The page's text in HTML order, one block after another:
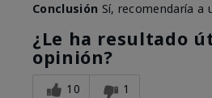
Conclusión Sí, recomendaría a
¿Le ha resultado
opinión?
10 1